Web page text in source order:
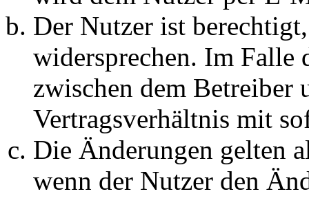
Der Nutzer ist
widersprechen. Im Falle
zwischen dem Betreiber
Vertragsverhältnis mit
Die Änderungen gelten
wenn der Nutzer den